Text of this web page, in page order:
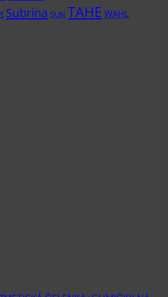
Subrina SUN TAHE WAHL